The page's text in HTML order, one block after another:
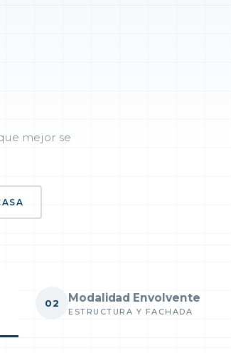
mejor se
02 Modalidad Envolvente
ESTRUCTURA Y FACHADA